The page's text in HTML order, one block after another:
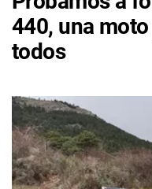
440, una
todos